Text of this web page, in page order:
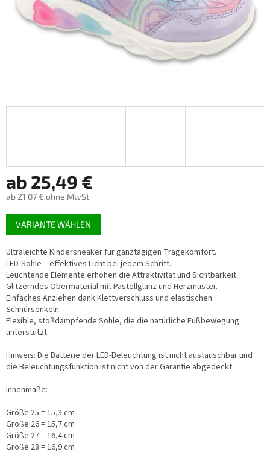
ab 25,49 €
ab 21,07 € ohne MwSt.
Verkaufspreis:
VARIANTE WÄHLEN
Ultraleichte Kindersneaker für ganztägigen Tragekomfort.
LED-Sohle – effektives Licht bei jedem Schritt.
Leuchtende Elemente erhöhen die Attraktivität und Sichtbarkeit.
Glitzerndes Obermaterial mit Pastellglanz und Herzmuster.
Einfaches Anziehen dank Klettverschluss und elastischen
Schnürsenkeln.
Flexible, stoßdämpfende Sohle, die die natürliche Fußbewegung
unterstützt.
Hinweis: Die Batterie der LED-Beleuchtung ist nicht austauschbar und
die Beleuchtungsfunktion ist nicht von der Garantie abgedeckt.
Innenmaße:
Größe 25 = 15,3 cm
Größe 26 = 15,7 cm
Größe 27 = 16,4 cm
Größe 28 = 16,9 cm